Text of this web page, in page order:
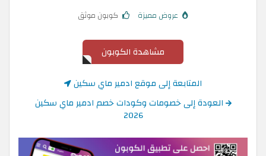
عروض مميزة كوبون موثق
مشاهدة الكوبون
المتابعة إلى موقع ادمير ماي سكين
العودة إلى خصومات وكودات خصم ادمير ماي سكين
2026